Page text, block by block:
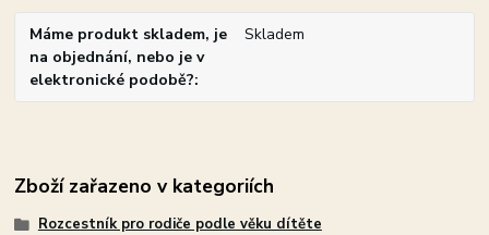
Máme produkt skladem, je
na objednání, nebo je v
elektronické podobě?
Skladem
Zboží zařazeno v kategoriích
Rozcestník pro rodiče podle věku dítěte